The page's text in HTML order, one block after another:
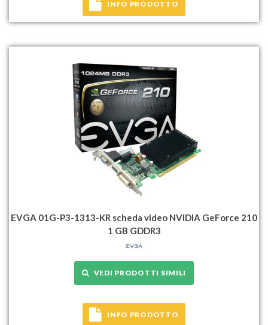
INFO PRODOTTO
EVGA 01G-P3-1313-KR scheda video NVIDIA GeForce 210
1 GB GDDR3
VEDI PRODOTTI SIMILI
INFO PRODOTTO